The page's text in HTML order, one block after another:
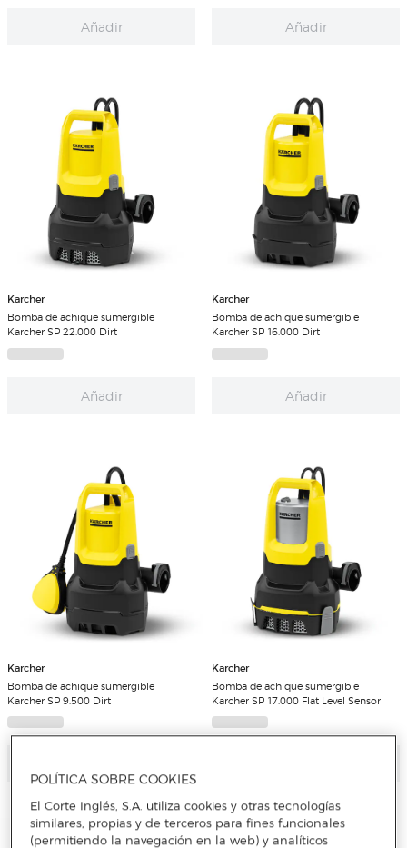
Añadir Añadir
Karcher
Bomba de achique sumergible
Karcher SP 22.000 Dirt
Añadir
Karcher
Bomba de achique sumergible
Karcher SP 16.000 Dirt
Añadir
Karcher
Bomba de achique sumergible
Karcher SP 9.500 Dirt
Karcher
Bomba de achique sumergible
Karcher SP 17.000 Flat Level Sensor
POLÍTICA SOBRE COOKIES
El Corte Inglés, S.A. utiliza cookies y otras tecnologías
similares, propias y de terceros para fines funcionales
(permitiendo la navegación en la web) y analíticos